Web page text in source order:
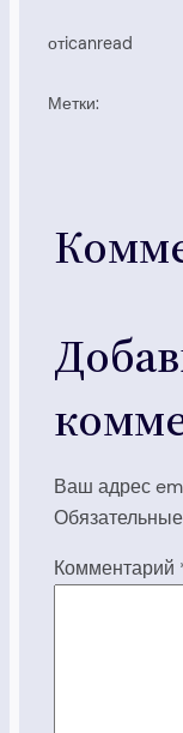
отicanread
Метки:
Ваш адрес
Комментарий